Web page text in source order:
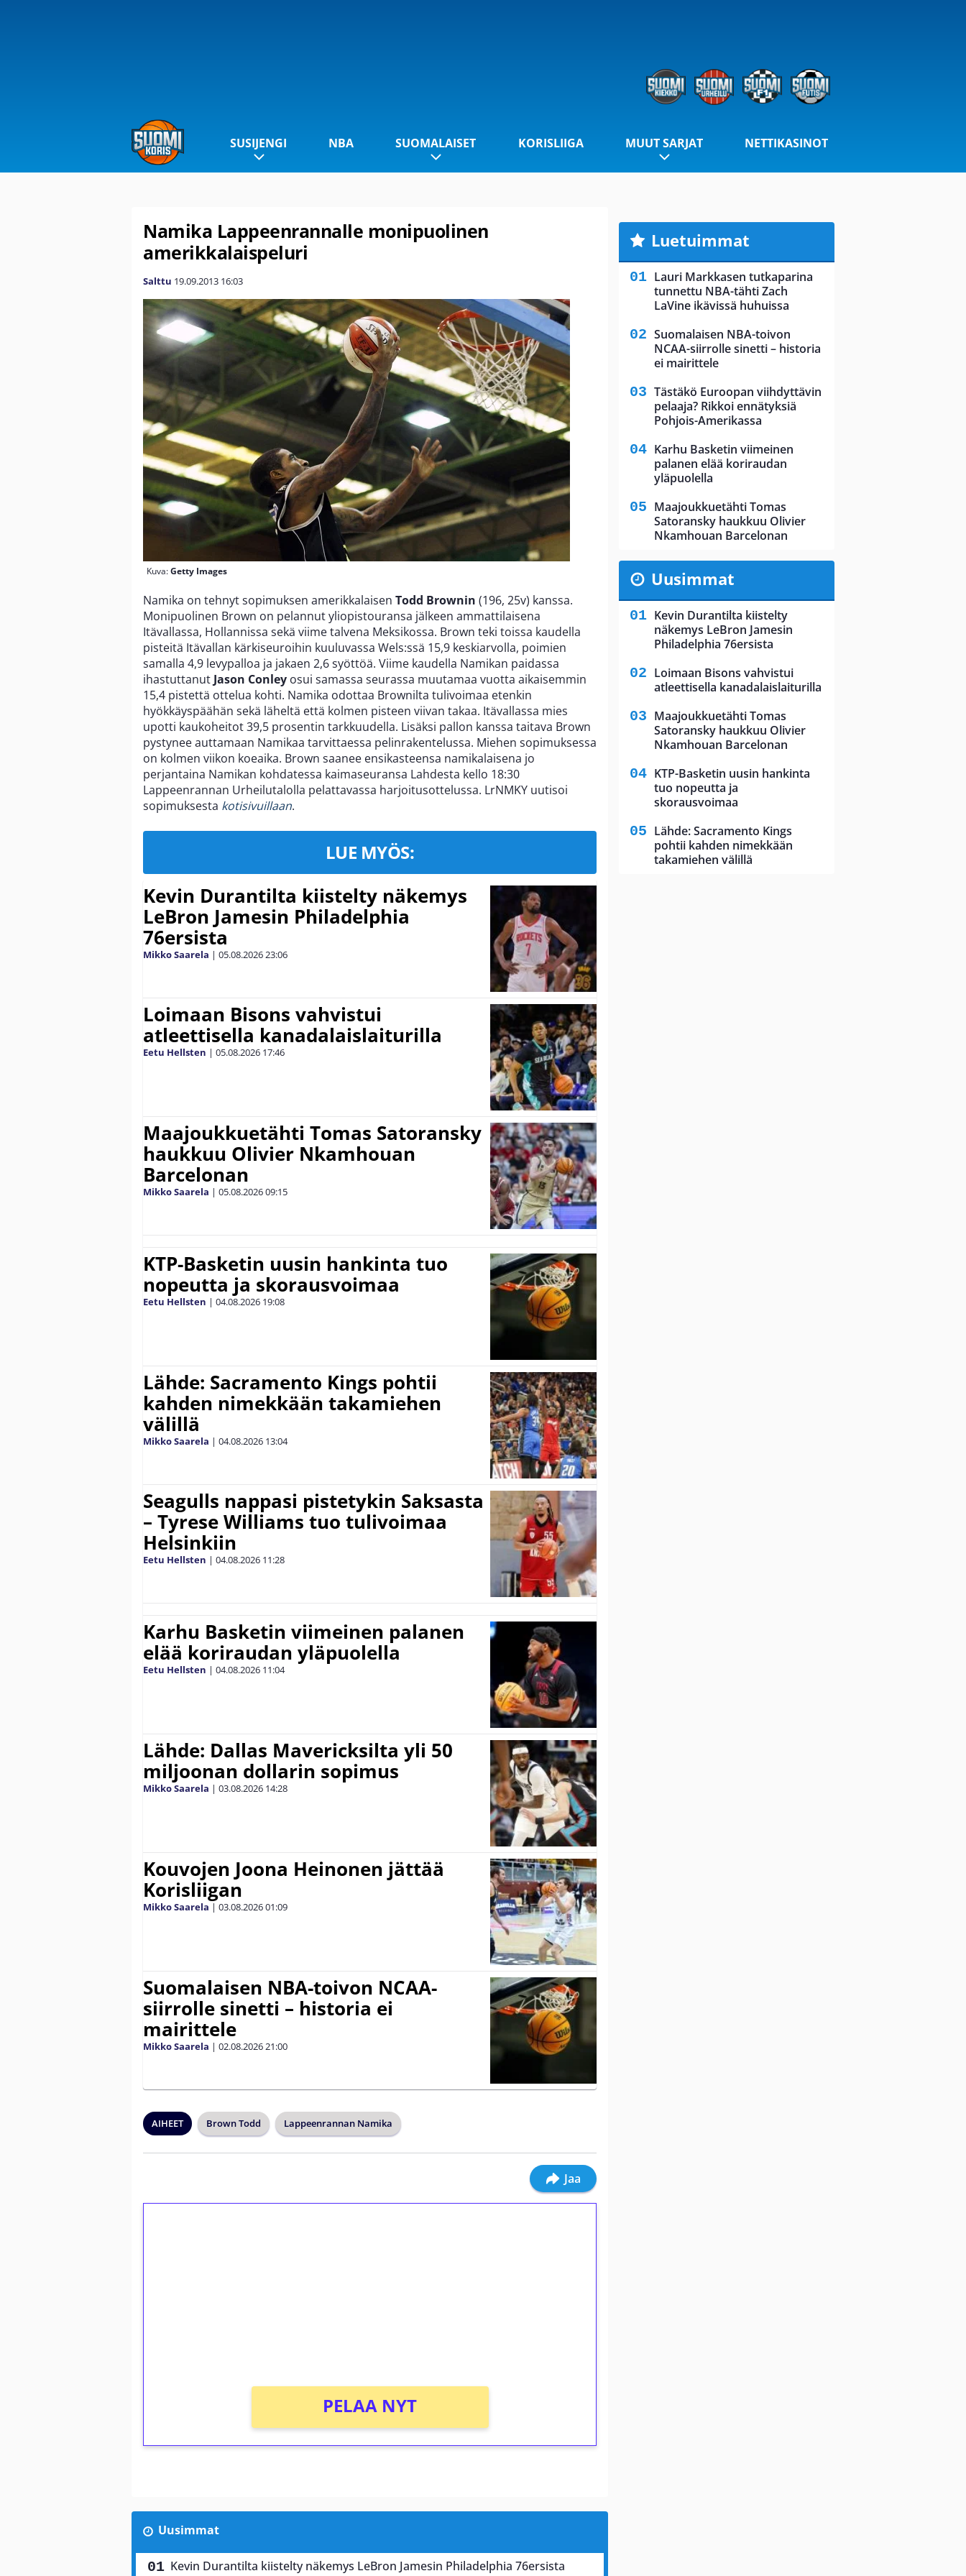
SUSIJENGI NBA SUOMALAISET KORISLIIGA MUUT SARJAT NETTIKASINOT
Namika Lappeenrannalle monipuolinen
amerikkalaispeluri
Salttu 19.09.2013 16:03
Kuva:Getty Images
Namika on tehnyt sopimuksen amerikkalaisen Todd Brownin (196, 25v) kanssa.
Monipuolinen Brown on pelannut yliopistouransa jälkeen ammattilaisena
Itävallassa, Hollannissa sekä viime talvena Meksikossa. Brown teki toissa kaudella
pisteitä Itävallan kärkiseuroihin kuuluvassa Wels:ssä 15,9 keskiarvolla, poimien
samalla 4,9 levypalloa ja jakaen 2,6 syöttöä. Viime kaudella Namikan paidassa
ihastuttanut Jason Conley osui samassa seurassa muutamaa vuotta aikaisemmin
15,4 pistettä ottelua kohti. Namika odottaa Brownilta tulivoimaa etenkin
hyökkäyspäähän sekä läheltä että kolmen pisteen viivan takaa. Itävallassa mies
upotti kaukoheitot 39,5 prosentin tarkkuudella. Lisäksi pallon kanssa taitava Brown
pystynee auttamaan Namikaa tarvittaessa pelinrakentelussa. Miehen sopimuksessa
on kolmen viikon koeaika. Brown saanee ensikasteensa namikalaisena jo
perjantaina Namikan kohdatessa kaimaseuransa Lahdesta kello 18:30
Lappeenrannan Urheilutalolla pelattavassa harjoitusottelussa. LrNMKY uutisoi
sopimuksesta kotisivuillaan.
LUE MYÖS:
Kevin Durantilta kiistelty näkemys
LeBron Jamesin Philadelphia
76ersista
Mikko Saarela | 05.08.202623:06
Loimaan Bisons vahvistui
atleettisella kanadalaislaiturilla
Eetu Hellsten | 05.08.2026 17:46
Maajoukkuetähti Tomas Satoransky
haukkuu Olivier Nkamhouan
Barcelonan
Mikko Saarela | 05.08.202609:15
KTP-Basketin uusin hankinta tuo
nopeutta ja skorausvoimaa
Eetu Hellsten | 04.08.2026 19:08
Lähde: Sacramento Kings pohtii
kahden nimekkään takamiehen
välillä
Mikko Saarela | 04.08.2026 13:04
Seagulls nappasi pistetykin Saksasta
– Tyrese Williams tuo tulivoimaa
Helsinkiin
Eetu Hellsten | 04.08.2026 11:28
Karhu Basketin viimeinen palanen
elää koriraudan yläpuolella
Eetu Hellsten | 04.08.2026 11:04
Lähde: Dallas Mavericksilta yli 50
miljoonan dollarin sopimus
Mikko Saarela | 03.08.2026 14:28
Kouvojen Joona Heinonen jättää
Korisliigan
Mikko Saarela | 03.08.202601:09
Suomalaisen NBA-toivon NCAA-
siirrolle sinetti – historia ei
mairittele
Mikko Saarela | 02.08.202621:00
AIHEET Brown Todd Lappeenrannan Namika
Jaa
PELAA NYT
Uusimmat
Kevin Durantilta kiistelty näkemys LeBron Jamesin Philadelphia 76ersista
Luetuimmat
Lauri Markkasen tutkaparina
tunnettu NBA-tähti Zach
LaVine ikävissä huhuissa
Suomalaisen NBA-toivon
NCAA-siirrolle sinetti – historia
ei mairittele
Tästäkö Euroopan viihdyttävin
pelaaja? Rikkoi ennätyksiä
Pohjois-Amerikassa
Karhu Basketin viimeinen
palanen elää koriraudan
yläpuolella
Maajoukkuetähti Tomas
Satoransky haukkuu Olivier
Nkamhouan Barcelonan
Uusimmat
Kevin Durantilta kiistelty
näkemys LeBron Jamesin
Philadelphia 76ersista
Loimaan Bisons vahvistui
atleettisella kanadalaislaiturilla
Maajoukkuetähti Tomas
Satoransky haukkuu Olivier
Nkamhouan Barcelonan
KTP-Basketin uusin hankinta
tuo nopeutta ja
skorausvoimaa
Lähde: Sacramento Kings
pohtii kahden nimekkään
takamiehen välillä